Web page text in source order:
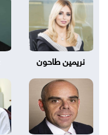
نريمين طاحون